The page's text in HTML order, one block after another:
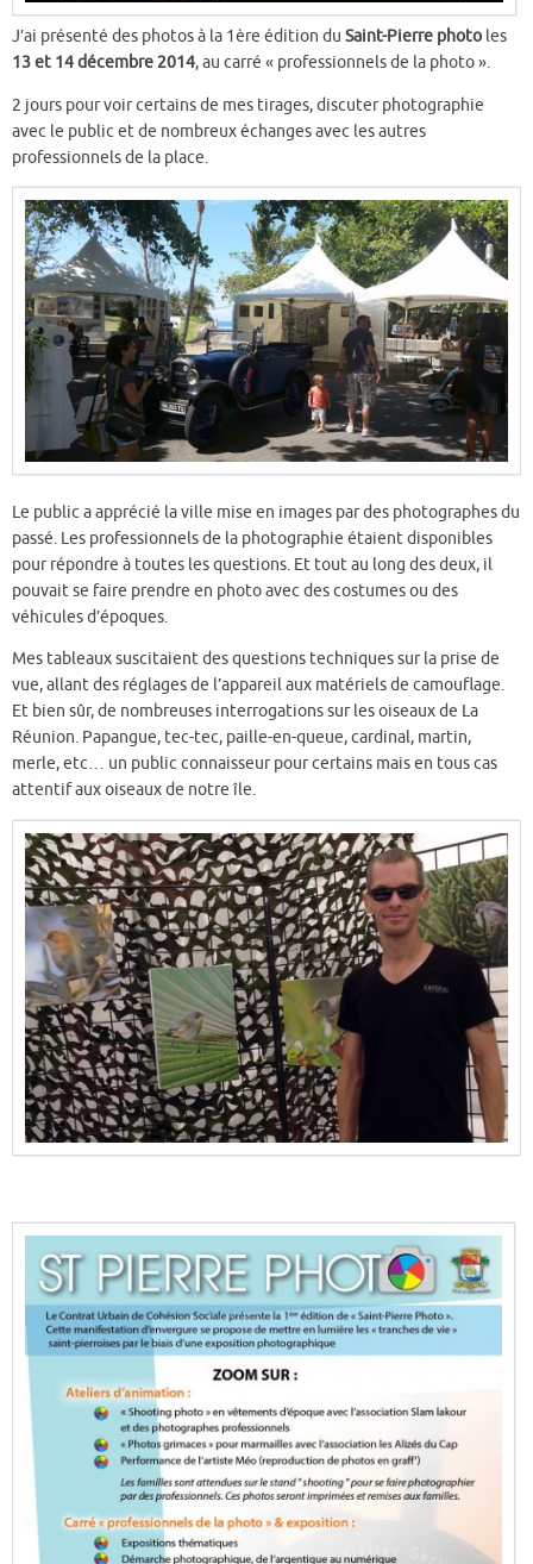
J’ai présenté des photos à la 1ère édition du Saint-Pierre photo les
13 et 14 décembre 2014, au carré « professionnels de la photo ».
2 jours pour voir certains de mes tirages, discuter photographie
avec le public et de nombreux échanges avec les autres
professionnels de la place.
Le public a apprécié la ville mise en images par des photographes du
passé. Les professionnels de la photographie étaient disponibles
pour répondre à toutes les questions. Et tout au long des deux, il
pouvait se faire prendre en photo avec des costumes ou des
véhicules d’époques.
Mes tableaux suscitaient des questions techniques sur la prise de
vue, allant des réglages de l’appareil aux matériels de camouflage.
Et bien sûr, de nombreuses interrogations sur les oiseaux de La
Réunion. Papangue, tec-tec, paille-en-queue, cardinal, martin,
merle, etc… un public connaisseur pour certains mais en tous cas
attentif aux oiseaux de notre île.